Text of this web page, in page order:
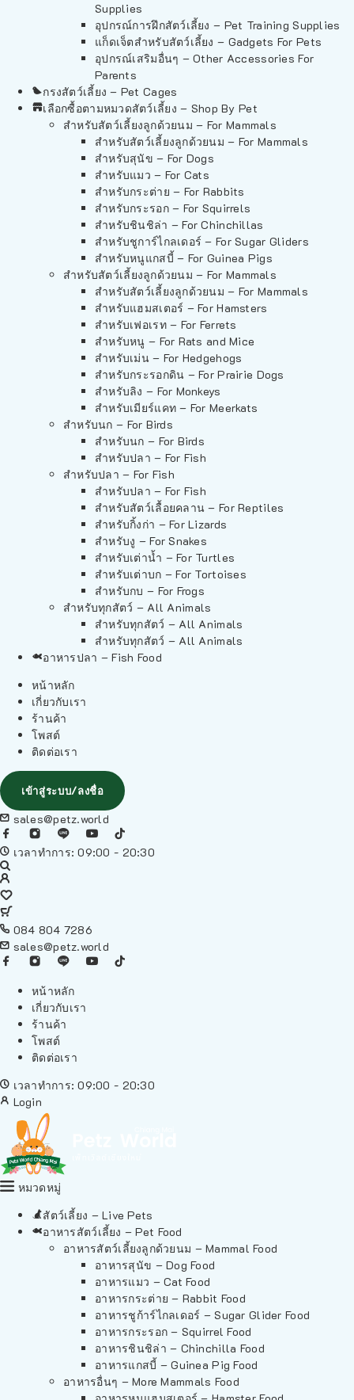
Supplies
อุปกรณ์การฝึกสัตว์เลี้ยง – Pet Training Supplies
แก็ดเจ็ตสำหรับสัตว์เลี้ยง – Gadgets For Pets
อุปกรณ์เสริมอื่นๆ – Other Accessories For
Parents
กรงสัตว์เลี้ยง – Pet Cages
เลือกซื้อตามหมวดสัตว์เลี้ยง – Shop By Pet
สำหรับสัตว์เลี้ยงลูกด้วยนม – For Mammals
สำหรับสัตว์เลี้ยงลูกด้วยนม – For Mammals
สำหรับสุนัข – For Dogs
สำหรับแมว – For Cats
สำหรับกระต่าย – For Rabbits
สำหรับกระรอก – For Squirrels
สำหรับชินชิล่า – For Chinchillas
สำหรับชูการ์ไกลเดอร์ – For Sugar Gliders
สำหรับหนูแกสบี้ – For Guinea Pigs
สำหรับสัตว์เลี้ยงลูกด้วยนม – For Mammals
สำหรับสัตว์เลี้ยงลูกด้วยนม – For Mammals
สำหรับแฮมสเตอร์ – For Hamsters
สำหรับเฟอเรท – For Ferrets
สำหรับหนู – For Rats and Mice
สำหรับเม่น – For Hedgehogs
สำหรับกระรอกดิน – For Prairie Dogs
สำหรับลิง – For Monkeys
สำหรับเมียร์แคท – For Meerkats
สำหรับนก – For Birds
สำหรับนก – For Birds
สำหรับปลา – For Fish
สำหรับปลา – For Fish
สำหรับปลา – For Fish
สำหรับสัตว์เลื้อยคลาน – For Reptiles
สำหรับกิ้งก่า – For Lizards
สำหรับงู – For Snakes
สำหรับเต่าน้ำ – For Turtles
สำหรับเต่าบก – For Tortoises
สำหรับกบ – For Frogs
สำหรับทุกสัตว์ – All Animals
สำหรับทุกสัตว์ – All Animals
สำหรับทุกสัตว์ – All Animals
อาหารปลา – Fish Food
หน้าหลัก
เกี่ยวกับเรา
ร้านค้า
โพสต์
ติดต่อเรา
เข้าสู่ระบบ/ลงชื่อ
sales@petz.world
เวลาทำการ: 09:00 - 20:30
084 804 7286
sales@petz.world
หน้าหลัก
เกี่ยวกับเรา
ร้านค้า
โพสต์
ติดต่อเรา
เวลาทำการ: 09:00 - 20:30
Login
หมวดหมู่
สัตว์เลี้ยง – Live Pets
อาหารสัตว์เลี้ยง – Pet Food
อาหารสัตว์เลี้ยงลูกด้วยนม – Mammal Food
อาหารสุนัข – Dog Food
อาหารแมว – Cat Food
อาหารกระต่าย – Rabbit Food
อาหารชูก้าร์ไกลเดอร์ – Sugar Glider Food
อาหารกระรอก – Squirrel Food
อาหารชินชิล่า – Chinchilla Food
อาหารแกสบี้ – Guinea Pig Food
อาหารอื่นๆ – More Mammals Food